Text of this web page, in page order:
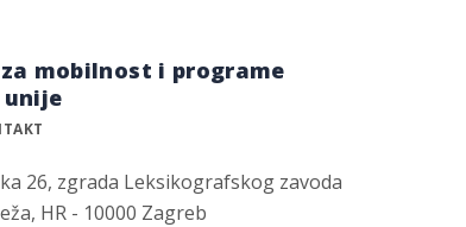
mobilnost i programe
unije
26, zgrada Leksikografskog zavoda
HR - 10000 Zagreb